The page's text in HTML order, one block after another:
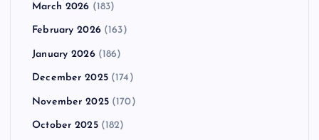
March 2026 (183)
February 2026(163)
January 2026(186)
December 2025(174)
November 2025(170)
October 2025(182)